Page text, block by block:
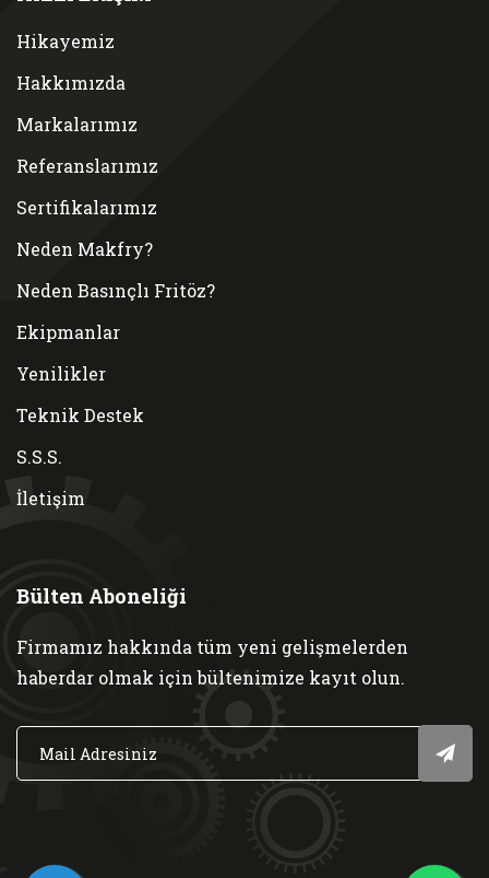
Hikayemiz
Hakkımızda
Markalarımız
Referanslarımız
Sertifikalarımız
Neden Makfry?
Neden Basınçlı Fritöz?
Ekipmanlar
Yenilikler
Teknik Destek
S.S.S.
İletişim
Bülten Aboneliği
Firmamız hakkında tüm yeni gelişmelerden
haberdar olmak için bültenimize kayıt olun.